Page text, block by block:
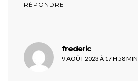
RÉPONDRE
fredericdit :
9 AOÛT 2023 À 17 H 58 MIN